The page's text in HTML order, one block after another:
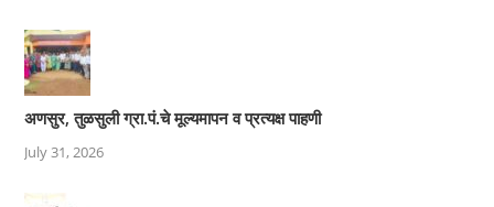
अणसुर, तुळसुली ग्रा.पं.चे मूल्यमापन व प्रत्यक्ष पाहणी
July 31, 2026